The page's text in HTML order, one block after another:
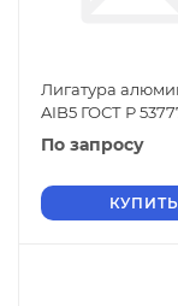
Лигатура
AIB5 ГОСТ Р
По запросу
КУПИТЬ